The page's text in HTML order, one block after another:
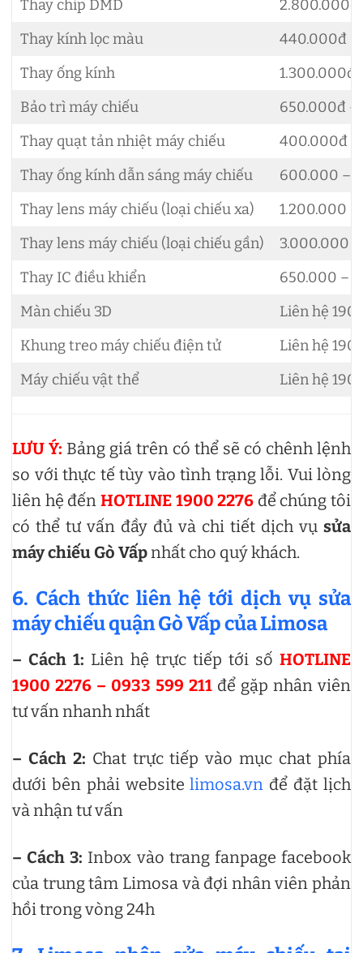
Thay chip DMD
2.800.000đ
Thay kính lọc màu
440.000đ –
Thay ống kính
1.300.000đ
Bảo trì máy chiếu
650.000đ –
Thay quạt tản nhiệt máy chiếu
400.000đ
Thay ống kính dẫn sáng máy chiếu
600.000 –
Thay lens máy chiếu (loại chiếu xa)
1.200.000
Thay lens máy chiếu (loại chiếu gần)
3.000.000
Thay IC điều khiển
650.000 –
Màn chiếu 3D
Liên hệ
Khung treo máy chiếu điện tử
Liên hệ
Máy chiếu vật thể
Liên hệ
LƯU Ý: Bảng giá trên có thể sẽ có chênh lệnh
so với thực tế tùy vào tình trạng lỗi. Vui lòng
liên hệ đến HOTLINE 1900 2276 để chúng tôi
có thể tư vấn đầy đủ và chi tiết dịch vụ sửa
máy chiếu Gò Vấpnhất cho quý khách.
6. Cách thức liên hệ tới dịch vụ sửa
máy chiếu quận Gò Vấp của Limosa
– Cách 1: Liên hệ trực tiếp tới số HOTLINE
1900 2276 – 0933 599 211 để gặp nhân viên
tư vấn nhanh nhất
– Cách 2: Chat trực tiếp vào mục chat phía
dưới bên phải websitelimosa.vn để đặt lịch
và nhận tư vấn
– Cách 3: Inbox vào trang fanpage facebook
của trung tâm Limosa và đợi nhân viên phản
hồi trong vòng 24h